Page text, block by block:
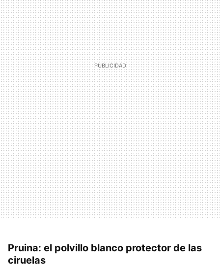
Pruina: el polvillo blanco protector de las
ciruelas